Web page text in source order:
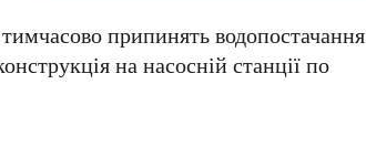
припинять водопостачання
на насосній станції по